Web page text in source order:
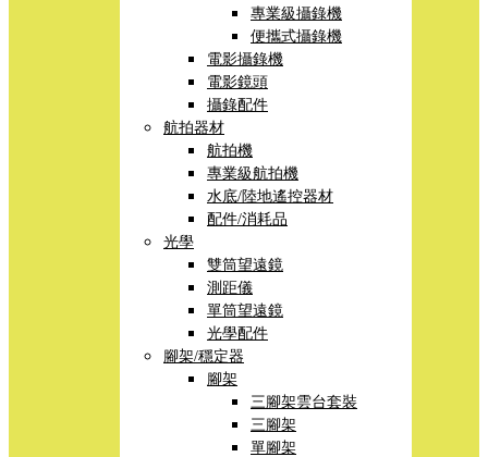
專業級攝錄機
便攜式攝錄機
電影攝錄機
電影鏡頭
攝錄配件
航拍器材
航拍機
專業級航拍機
水底/陸地遙控器材
配件/消耗品
光學
雙筒望遠鏡
測距儀
單筒望遠鏡
光學配件
腳架/穩定器
腳架
三腳架雲台套裝
三腳架
單腳架